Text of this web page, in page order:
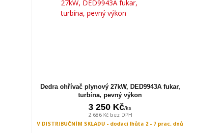
Dedra ohřívač plynový 27kW, DED9943A fukar,
turbína, pevný výkon
3 250 Kč/ks
2 686 Kč bez DPH
V DISTRIBUČNÍM SKLADU - dodací lhůta 2 - 7 prac. dnů